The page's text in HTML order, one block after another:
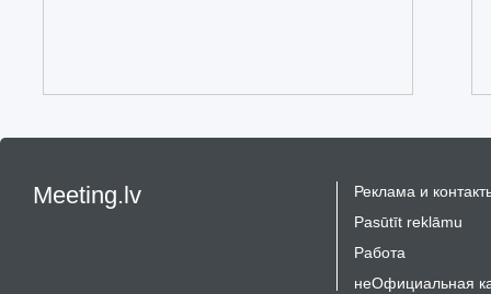
Meeting.lv
Реклама и
Pasūtīt reklāmu
Работа
неОфициальная